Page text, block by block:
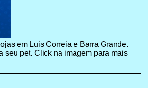
em Luis Correia e Barra Grande.
seu pet. Click na imagem para mais